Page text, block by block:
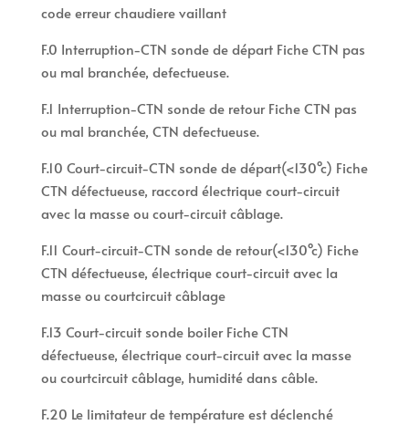
code erreur chaudiere vaillant
F.0 Interruption-CTN sonde de départ Fiche CTN pas
ou mal branchée, defectueuse.
F.1 Interruption-CTN sonde de retour Fiche CTN pas
ou mal branchée, CTN defectueuse.
F.10 Court-circuit-CTN sonde de départ(<130°c) Fiche
CTN défectueuse, raccord électrique court-circuit
avec la masse ou court-circuit câblage.
F.11 Court-circuit-CTN sonde de retour(<130°c) Fiche
CTN défectueuse, électrique court-circuit avec la
masse ou courtcircuit câblage
F.13 Court-circuit sonde boiler Fiche CTN
défectueuse, électrique court-circuit avec la masse
ou courtcircuit câblage, humidité dans câble.
F.20 Le limitateur de température est déclenché